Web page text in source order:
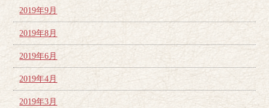
2019年9月
2019年8月
2019年6月
2019年4月
2019年3月